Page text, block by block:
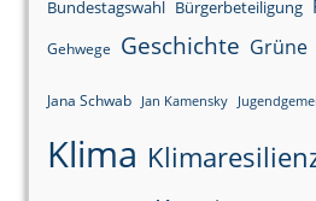
Bundestagswahl Bürgerbeteiligung
Gehwege Geschichte Grüne
Jana Schwab Jan Kamensky
Klima